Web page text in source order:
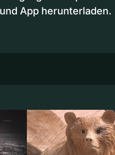
App herunterladen.